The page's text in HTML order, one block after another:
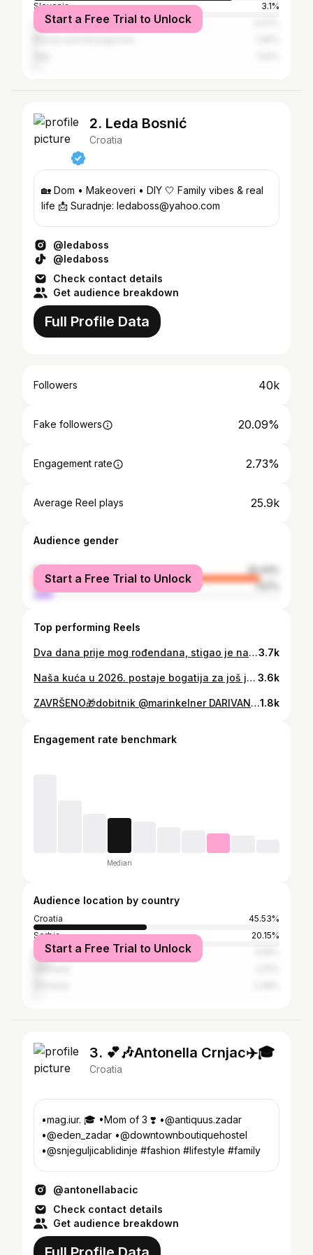
Slovenia
3.1%
Serbia
Start a Free Trial to Unlock
2. Leda Bosnić
Croatia
🏡 Dom • Makeoveri • DIY 🤍 Family vibes & real
life 📩 Suradnje: ledaboss@yahoo.com
@ledaboss
@ledaboss
Check contact details
Get audience breakdown
Full Profile Data
Followers 40k
Fake followers 20.09%
Engagement rate 2.73%
Average Reel plays 25.9k
Audience gender
female
92.43%
male
7.57%
Start a Free Trial to Unlock
Top performing Reels
Dva dana prije mog rođendana, stigao je najveći poklon. 👶🏻 Naš Izak, čupavac od 4100g. 🤍 #newborn #baby3.7k
Naša kuća u 2026. postaje bogatija za još jedno malo čudo.🤍 🧸 #babynumber2 #bigbrother #pregnancy #babycomingsoon 3.6k
ZAVRŠENO🎁dobitnik @marinkelner DARIVANJE 🎁 Osvoji parfemski set Marc Jacobs Daisy So Fresh koji sadrži toaletnu vodu, mlijeko za tijelo i putno pakiranje toaletne vode. 😍 Pravila za sudjelovanje: 👉🏻lajkaj objavu 👉🏻zaprati @ledaboss 👉🏻u komentar označi barem jednu osobu Dobitnika proglašavam 24.11. Sretno! 🤍1.8k
Engagement rate benchmark
Median
Audience location by country
Croatia
45.53%
Serbia
20.15%
Bosnia and Herzegovina
Start a Free Trial to Unlock
3. 💕🎶Antonella Crnjac✈️🎓
Croatia
•mag.iur. 🎓 •Mom of 3 ❣️ •@antiquus.zadar
•@eden_zadar •@downtownboutiquehostel
•@snjeguljicablidinje #fashion #lifestyle #family
@antonellabacic
Check contact details
Get audience breakdown